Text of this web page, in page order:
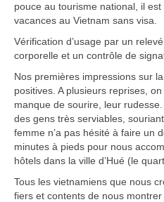
Les articles du
France
Carte de la France
Notre région, la
Ville : Paris
Blog
Catégories
pouce au tourisme national, il
vacances au Vietnam sans visa.
Vérification d’usage par un
corporelle et un contrôle de
Nos premières impressions sur
positives. A plusieurs reprises,
manque de sourire, leur
des gens très serviables,
femme n’a pas hésité à faire un
minutes à pieds pour nous
hôtels dans la ville d’Hué (le
Tous les vietnamiens que nous
fiers et contents de nous